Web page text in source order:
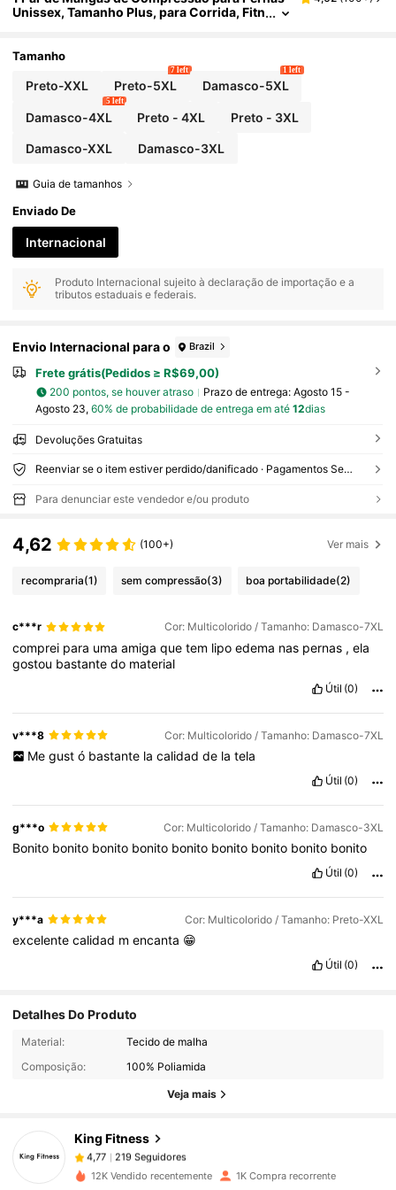
Unissex, Tamanho Plus, para Corrida, Fitn
Recomendado para Pessoas Sensíveis à Pres
Tamanho
Preto-XXL Preto-5XL
7 left
Damasco-5XL
1 left
Damasco-4XL
5 left
Preto - 4XL Preto - 3XL
Damasco-XXL Damasco-3XL
Guia de tamanhos
Enviado De
Internacional
Produto Internacional sujeito à declaração de importação e a
tributos estaduais e federais.
Envio Internacional para o Brazil
Frete grátis(Pedidos ≥ R$69,00)
200 pontos, se houver atraso Prazo de entrega: Agosto 15 -
Agosto 23, 60% de probabilidade de entrega em até 12dias
Devoluções Gratuitas
Reenviar se o item estiver perdido/danificado · Pagamentos Seguros · Proteção de privacidade
Para denunciar este vendedor e/ou produto
4,62 (100+) Ver mais
recompraria(1) sem compressão(3) boa portabilidade(2)
c***r Cor: Multicolorido / Tamanho: Damasco-7XL
comprei para umaamigaquetem lipoedema nas pernas ,ela
gostou bastantedo material
Útil (0)
v***8 Cor: Multicolorido / Tamanho: Damasco-7XL
Me gust ó bastante la calidad de la tela
Útil (0)
g***o Cor: Multicolorido / Tamanho: Damasco-3XL
Bonito bonito bonito bonito bonito bonito bonito bonito bonito
Útil (0)
y***a Cor: Multicolorido / Tamanho: Preto-XXL
excelentecalidad mencanta 😁
Útil (0)
Detalhes Do Produto
Material:
Tecido de malha
Composição:
100% Poliamida
Veja mais
King Fitness
219 Seguidores
219 Seguidores
4,77
219 Seguidores
12K Vendido recentemente 1K Compra recorrente